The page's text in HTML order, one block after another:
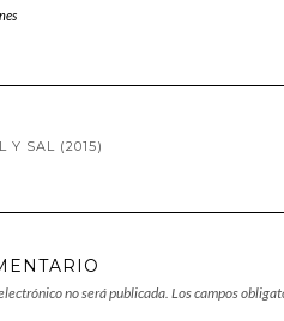
Y SAL (2015)
no será publicada. Los campos